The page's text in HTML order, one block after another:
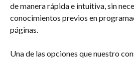
de manera rápida e intuitiva, sin
conocimientos previos en
páginas.
Una de las opciones que nuestro